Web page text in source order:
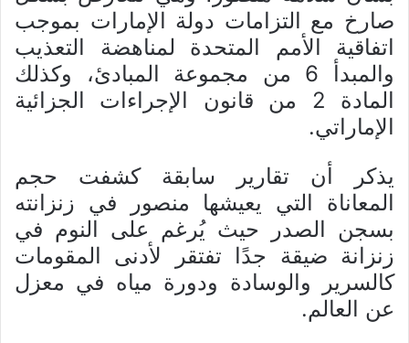
صارخ مع التزامات دولة الإمارات بموجب
اتفاقية الأمم المتحدة لمناهضة التعذيب
والمبدأ 6 من مجموعة المبادئ، وكذلك
المادة 2 من قانون الإجراءات الجزائية
الإماراتي.
يذكر أن تقارير سابقة كشفت حجم
المعاناة التي يعيشها منصور في زنزانته
بسجن الصدر حيث يُرغم على النوم في
زنزانة ضيقة جدًا تفتقر لأدنى المقومات
كالسرير والوسادة ودورة مياه في معزل
عن العالم.